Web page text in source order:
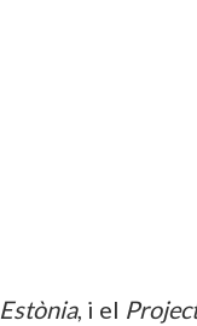
, i el